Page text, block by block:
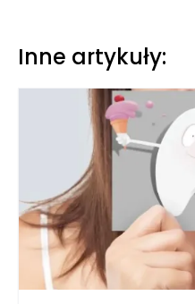
Inne artykuły: